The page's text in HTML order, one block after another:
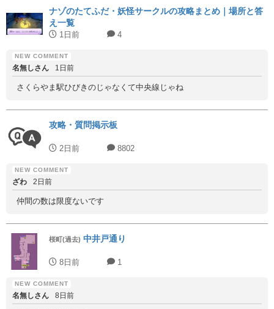
ナゾのたてふだ・妖怪サークルの攻略まとめ｜場所と答
え一覧
1日前 4
名無しさん 1日前
さくらやま駅ひびきのじゃなくて中央線じゃね
攻略・質問掲示板
2日前 8802
ざわ 2日前
仲間の数は限度ないです
桜町(過去) 中井戸通り
8日前 1
名無しさん 8日前